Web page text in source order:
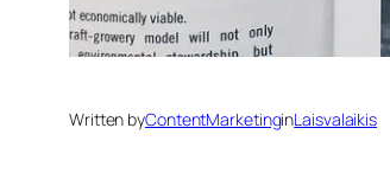
Written byContentMarketinginLaisvalaikis